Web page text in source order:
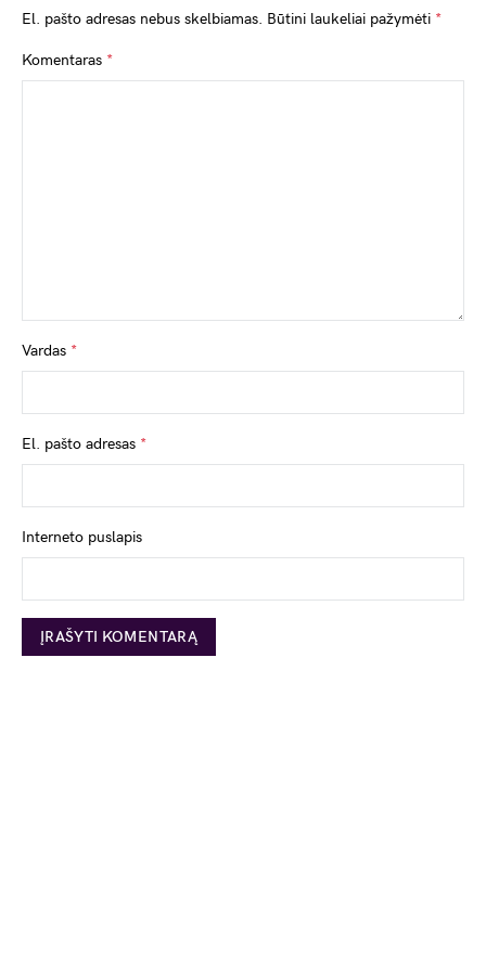
El. pašto adresas nebus skelbiamas. Būtini laukeliai pažymėti *
Komentaras *
Vardas *
El. pašto adresas *
Interneto puslapis